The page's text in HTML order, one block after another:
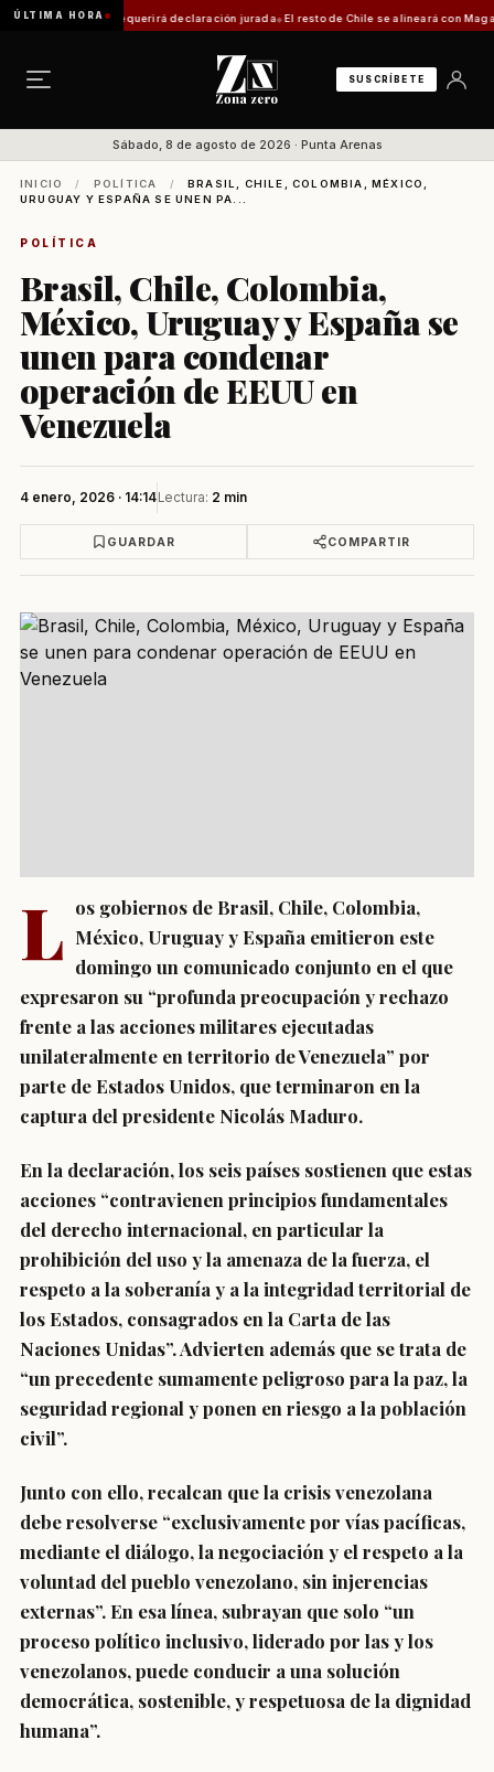
ÚLTIMA HORA
trámite requerirá declaración jurada El resto de Chile se alineará con
SUSCRÍBETE
Sábado, 8 de agosto de 2026 · Punta Arenas
INICIO / POLÍTICA /
BRASIL, CHILE, COLOMBIA, MÉXICO,
URUGUAY Y ESPAÑA SE UNEN PA...
POLÍTICA
Brasil, Chile, Colombia,
México, Uruguay y España se
unen para condenar
operación de EEUU en
Venezuela
4 enero, 2026 · 14:14Lectura: 2 min
GUARDAR COMPARTIR
L os gobiernos de Brasil, Chile, Colombia,
México, Uruguay y España emitieron este
domingo un comunicado conjunto en el que
expresaron su “profunda preocupación y rechazo
frente a las acciones militares ejecutadas
unilateralmente en territorio de Venezuela” por
parte de Estados Unidos, que terminaron en la
captura del presidente Nicolás Maduro.
En la declaración, los seis países sostienen que estas
acciones “contravienen principios fundamentales
del derecho internacional, en particular la
prohibición del uso y la amenaza de la fuerza, el
respeto a la soberanía y a la integridad territorial de
los Estados, consagrados en la Carta de las
Naciones Unidas”. Advierten además que se trata de
“un precedente sumamente peligroso para la paz, la
seguridad regional y ponen en riesgo a la población
civil”.
Junto con ello, recalcan que la crisis venezolana
debe resolverse “exclusivamente por vías pacíficas,
mediante el diálogo, la negociación y el respeto a la
voluntad del pueblo venezolano, sin injerencias
externas”. En esa línea, subrayan que solo “un
proceso político inclusivo, liderado por las y los
venezolanos, puede conducir a una solución
democrática, sostenible, y respetuosa de la dignidad
humana”.